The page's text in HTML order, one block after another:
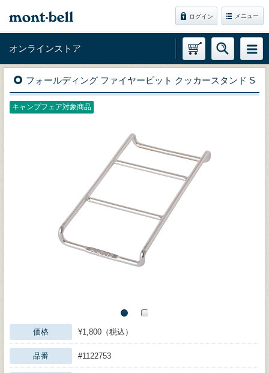
ログイン メニュー
オンラインストア
フォールディング ファイヤーピット クッカースタンド S
キャンプフェア対象商品
価格 ¥1,800（税込）
品番 #1122753